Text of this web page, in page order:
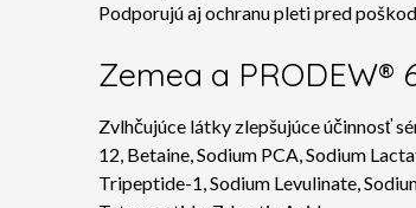
Podporujú aj ochranu pleti pred
Zemea a PRODEW®
Zvlhčujúce látky zlepšujúce účinnosť
12, Betaine, Sodium PCA, Sodium
Tripeptide-1, Sodium Levulinate,